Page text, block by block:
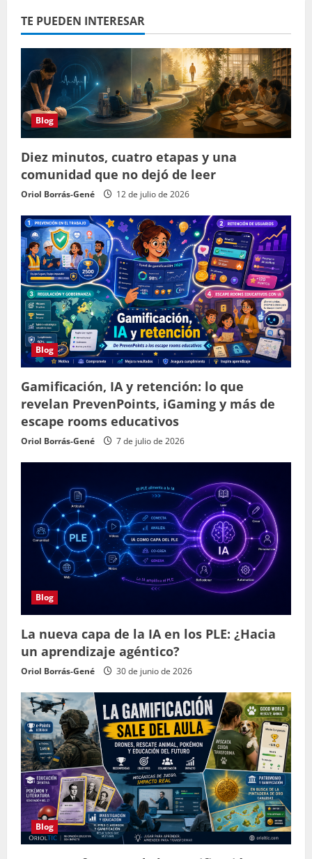
TE PUEDEN INTERESAR
Blog
Diez minutos, cuatro etapas y una
comunidad que no dejó de leer
Oriol Borrás-Gené 12 de julio de 2026
Blog
Gamificación, IA y retención: lo que
revelan PrevenPoints, iGaming y más de
escape rooms educativos
Oriol Borrás-Gené 7 de julio de 2026
Blog
La nueva capa de la IA en los PLE: ¿Hacia
un aprendizaje agéntico?
Oriol Borrás-Gené 30 de junio de 2026
Blog